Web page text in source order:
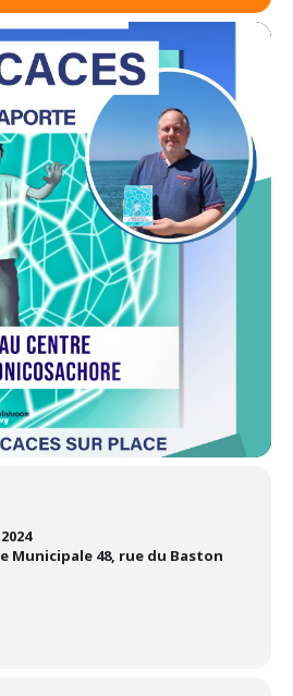
Municipale 48, rue du Baston